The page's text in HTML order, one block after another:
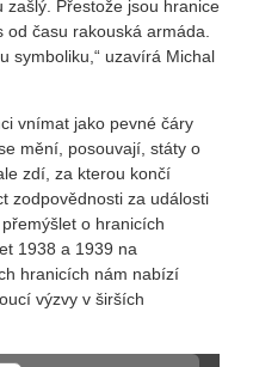
Přestože jsou hranice
od času rakouská armáda.
symboliku,“ uzavírá Michal
vnímat jako pevné čáry
mění, posouvají, státy o
zdí, za kterou končí
zodpovědnosti za události
o hranicích
1938 a 1939 na
hranicích nám nabízí
výzvy v širších